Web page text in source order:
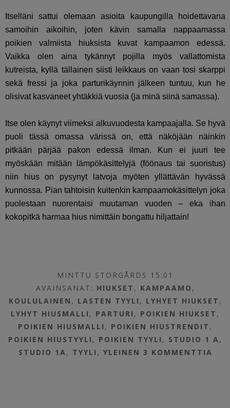
Itselläni sattui olemaan asioita kaupungilla hoidettavana
samoihin aikoihin, joten kävin samalla nappaamassa
poikien valmiista hiuksista kuvat kampaamon edessä.
Vaikka olen aina tykännyt pojilla myös vallattomista
kutreista, kyllä tällainen siisti leikkaus on vaan tosi skarppi
sekä fressi ja joka parturikäynnin jälkeen tuntuu, kun he
olisivat kasvaneet yhtäkkiä vuosia (ja minä siinä samassa).
Itse olen käynyt viimeksi alkuvuodesta kampaajalla. Se hyvä
puoli tässä omassa värissä on, että näköjään näinkin
pitkään pärjää pakon edessä ilman. Kun ei juuri tee
myöskään mitään lämpökäsittelyjä (föönaus tai suoristus)
niin hius on pysynyt latvoja myöten yllättävän hyvässä
kunnossa. Pian tahtoisin kuitenkin kampaamokäsittelyn joka
puolestaan nuorentaisi muutaman vuoden – eka ihan
kokopitkä harmaa hius nimittäin bongattu hiljattain!
MINTTU STORGÅRDS 15:01
AVAINSANAT: HIUKSET , KAMPAAMO ,
KOULULAINEN , LASTEN TYYLI , LYHYET HIUKSET ,
LYHYT HIUSMALLI , PARTURI , POIKIEN HIUKSET ,
POIKIEN HIUSMALLI , POIKIEN HIUSTRENDIT ,
POIKIEN HIUSTYYLI , POIKIEN TYYLI , STUDIO 1 A,
STUDIO 1A, TYYLI , YLEINEN 3 KOMMENTTIA